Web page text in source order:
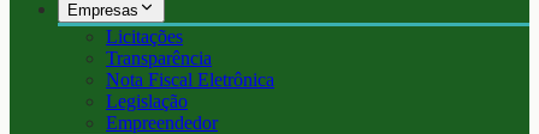
Empresas
Licitações
Transparência
Nota Fiscal Eletrônica
Legislação
Empreendedor